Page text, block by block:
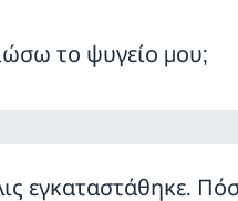
το ψυγείο μου;
εγκαταστάθηκε.